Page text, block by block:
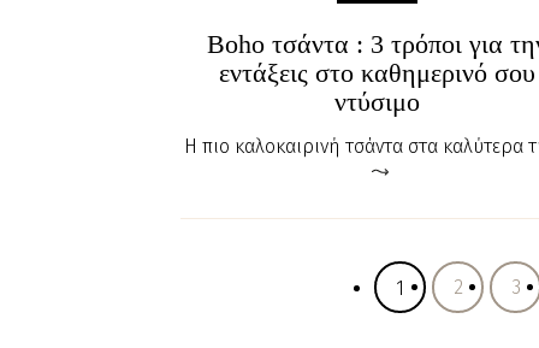
Boho τσάντα : 3 τρόποι για
εντάξεις στο καθημερινό σου
ντύσιμο
Η πιο καλοκαιρινή τσάντα στα καλύτερα
1 2 3